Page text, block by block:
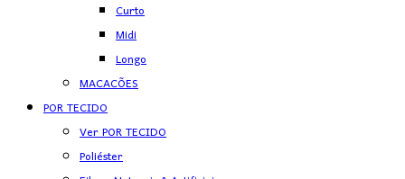
Curto
Midi
Longo
MACACÕES
POR TECIDO
Ver POR TECIDO
Poliéster